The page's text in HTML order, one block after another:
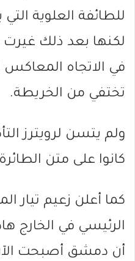
للطائفة العلوية التي
لكنها بعد ذلك
في الاتجاه
تختفي من الخريطة.
ولم يتسن لرويترز
كانوا على متن
كما أعلن زعيم تيار
الرئيسي في الخارج
أن دمشق أصبحت